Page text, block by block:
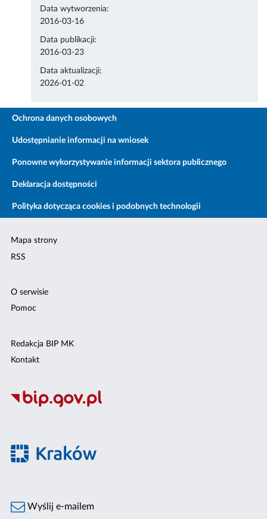
Data wytworzenia:
2016-03-16
Data publikacji:
2016-03-23
Data aktualizacji:
2026-01-02
Ochrona danych osobowych
Udostępnianie informacji na wniosek
Ponowne wykorzystywanie informacji sektora publicznego
Deklaracja dostępności
Polityka dotycząca cookies i podobnych technologii
Mapa strony
RSS
O serwisie
Pomoc
Redakcja BIP MK
Kontakt
Wyślij e-mailem